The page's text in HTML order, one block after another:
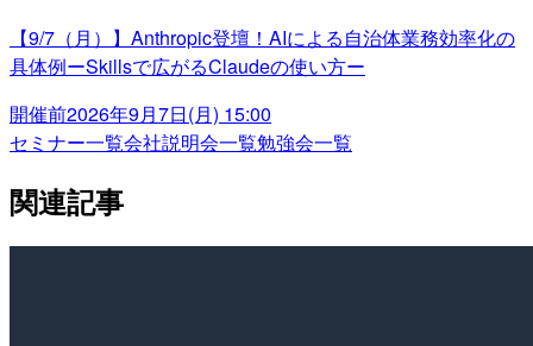
【9/7（月）】Anthropic登壇！AIによる自治体業務効率化の
具体例ーSkillsで広がるClaudeの使い方ー
開催前2026年9月7日(月) 15:00
セミナー一覧会社説明会一覧勉強会一覧
関連記事